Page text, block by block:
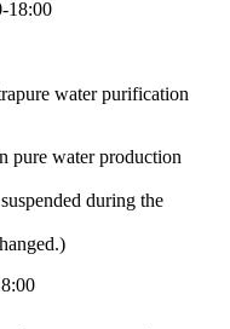
18:00
water purification
pure water production
during the